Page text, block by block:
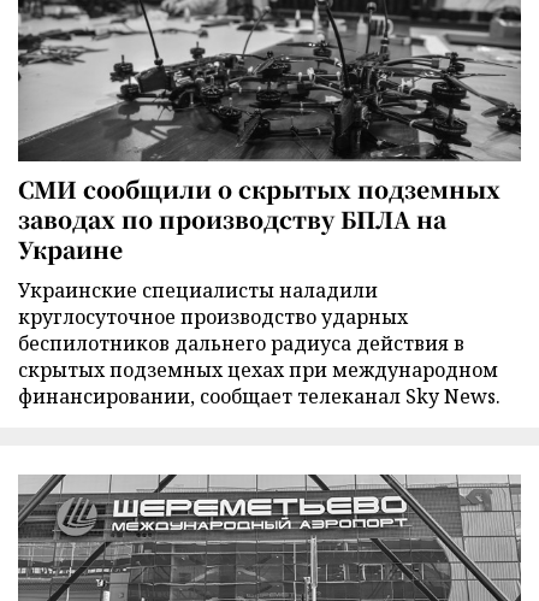
СМИ сообщили о скрытых подземных
заводах по производству БПЛА на
Украине
Украинские специалисты наладили
круглосуточное производство ударных
беспилотников дальнего радиуса действия в
скрытых подземных цехах при международном
финансировании, сообщает телеканал Sky News.